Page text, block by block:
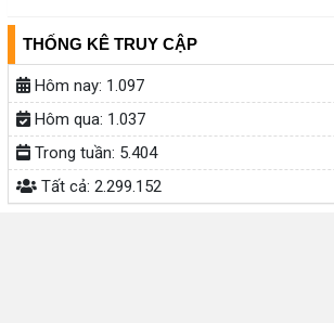
THỐNG KÊ TRUY CẬP
Hôm nay: 1.097
Hôm qua: 1.037
Trong tuần: 5.404
Tất cả: 2.299.152